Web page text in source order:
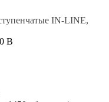
IN-LINE,
В